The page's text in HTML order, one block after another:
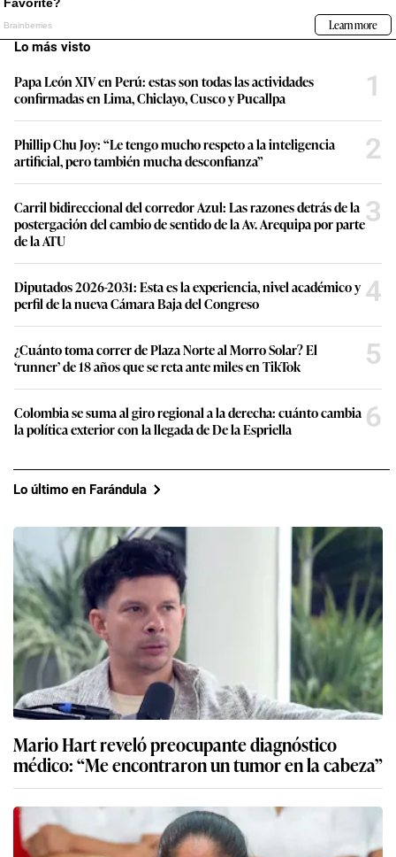
Lo más visto
Papa León XIV en Perú: estas son todas las actividades
confirmadas en Lima, Chiclayo, Cusco y Pucallpa
1
Phillip Chu Joy: “Le tengo mucho respeto a la inteligencia
artificial, pero también mucha desconfianza”
2
Carril bidireccional del corredor Azul: Las razones detrás de la
postergación del cambio de sentido de la Av. Arequipa por parte
de la ATU
3
Diputados 2026-2031: Esta es la experiencia, nivel académico y
perfil de la nueva Cámara Baja del Congreso
4
¿Cuánto toma correr de Plaza Norte al Morro Solar? El
‘runner’ de 18 años que se reta ante miles en TikTok
5
Colombia se suma al giro regional a la derecha: cuánto cambia
la política exterior con la llegada de De la Espriella
6
Lo último en Farándula
Mario Hart reveló preocupante diagnóstico
médico: “Me encontraron un tumor en la cabeza”